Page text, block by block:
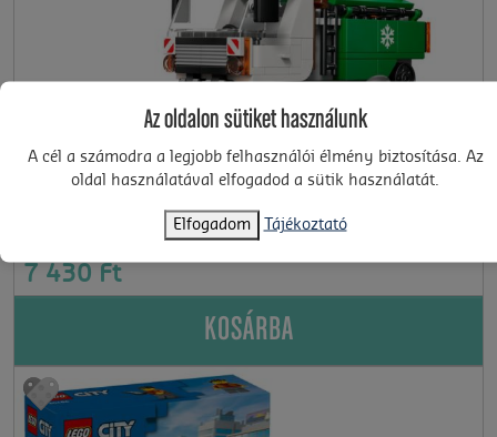
LEGO® City - Hókotró (60490)
7 430 Ft
KOSÁRBA
Az oldalon sütiket használunk
A cél a számodra a legjobb felhasználói élmény biztosítása. Az
oldal használatával elfogadod a sütik használatát.
Elfogadom Tájékoztató